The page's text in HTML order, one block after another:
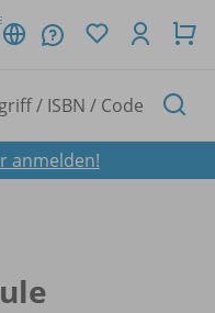
anmelden!